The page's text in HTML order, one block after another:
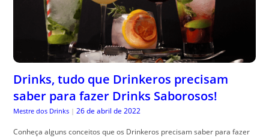
Drinks, tudo que Drinkeros precisam
saber para fazer Drinks Saborosos!
Mestre dos Drinks | 26 de abril de 2022
Conheça alguns conceitos que os Drinkeros precisam saber para fazer